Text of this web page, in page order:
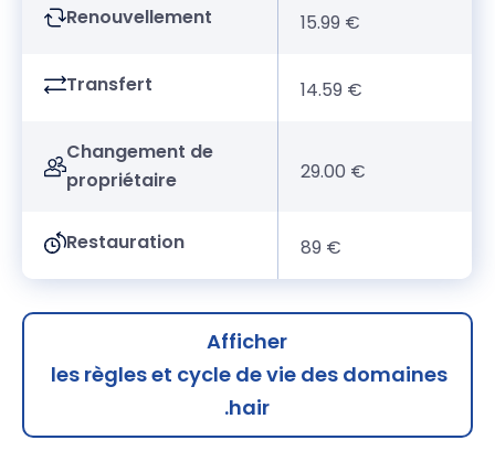
Renouvellement 15.99 €
Transfert 14.59 €
Changement de
propriétaire
29.00 €
Restauration 89 €
Afficher
les règles et cycle de vie des domaines
.hair